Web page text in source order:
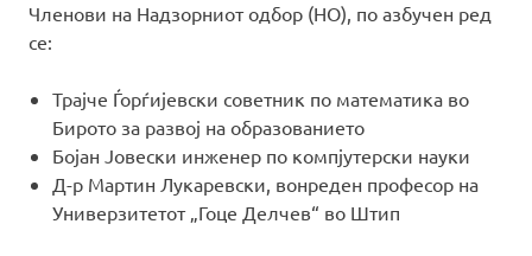
Членови на Надзорниот одбор (НО), по азбучен ред
се:
Трајче Ѓорѓијевски советник по математика во
Бирото за развој на образованието
Бојан Јовески инженер по компјутерски науки
Д-р Мартин Лукаревски, вонреден професор на
Универзитетот „Гоце Делчев“ во Штип